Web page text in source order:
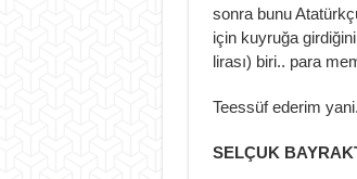
sonra bunu
için kuyruğa
lirası) biri.. para
Teessüf ederim
SELÇUK